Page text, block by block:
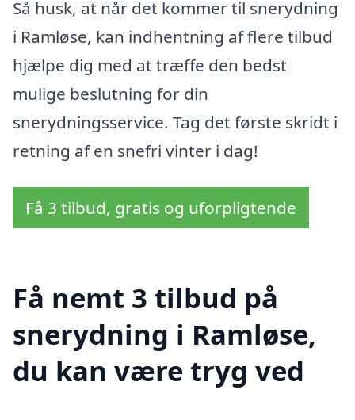
Så husk, at når det kommer til snerydning
i Ramløse, kan indhentning af flere tilbud
hjælpe dig med at træffe den bedst
mulige beslutning for din
snerydningsservice. Tag det første skridt i
retning af en snefri vinter i dag!
Få 3 tilbud, gratis og uforpligtende
Få nemt 3 tilbud på
snerydning i Ramløse,
du kan være tryg ved